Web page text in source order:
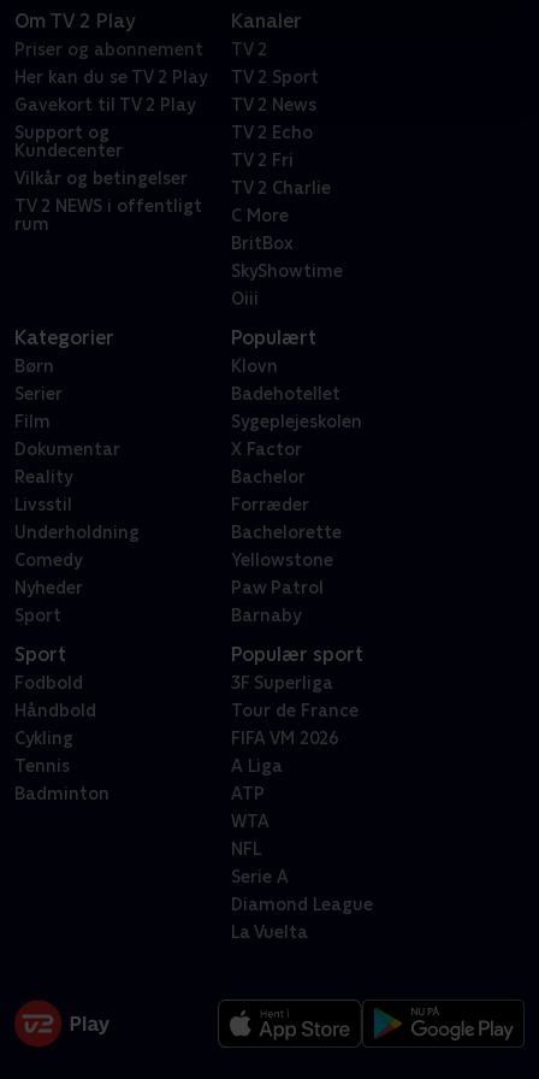
Om TV 2 Play
Priser og abonnement
Her kan du se TV 2 Play
Gavekort til TV 2 Play
Support og
Kundecenter
Vilkår og betingelser
TV 2 NEWS i offentligt
rum
Kanaler
TV 2
TV 2 Sport
TV 2 News
TV 2 Echo
TV 2 Fri
TV 2 Charlie
C More
BritBox
SkyShowtime
Oiii
Kategorier
Børn
Serier
Film
Dokumentar
Reality
Livsstil
Underholdning
Comedy
Nyheder
Sport
Populært
Klovn
Badehotellet
Sygeplejeskolen
X Factor
Bachelor
Forræder
Bachelorette
Yellowstone
Paw Patrol
Barnaby
Sport
Fodbold
Håndbold
Cykling
Tennis
Badminton
Populær sport
3F Superliga
Tour de France
FIFA VM 2026
A Liga
ATP
WTA
NFL
Serie A
Diamond League
La Vuelta